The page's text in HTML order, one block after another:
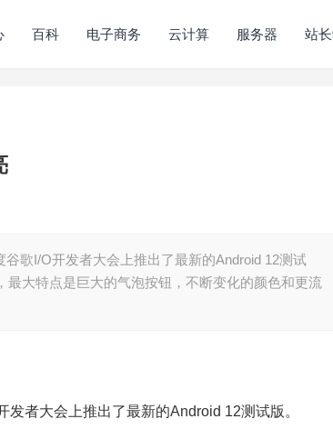
百科 电子商务 云计算 服务器 站
歌I/O开发者大会上推出了最新的Android 12测试
最大特点是巨大的气泡按钮，不断变化的颜色和更流
者大会上推出了最新的Android 12测试版。